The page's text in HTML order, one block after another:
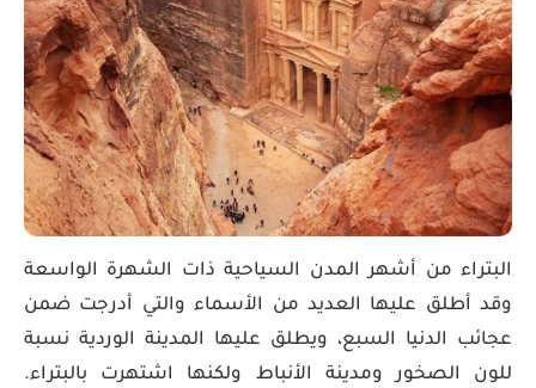
البتراء من أشهر المدن السياحية ذات الشهرة الواسعة
وقد أطلق عليها العديد من الأسماء والتي أدرجت ضمن
عجائب الدنيا السبع، ويطلق عليها المدينة الوردية نسبة
للون الصخور ومدينة الأنباط ولكنها اشتهرت بالبتراء.